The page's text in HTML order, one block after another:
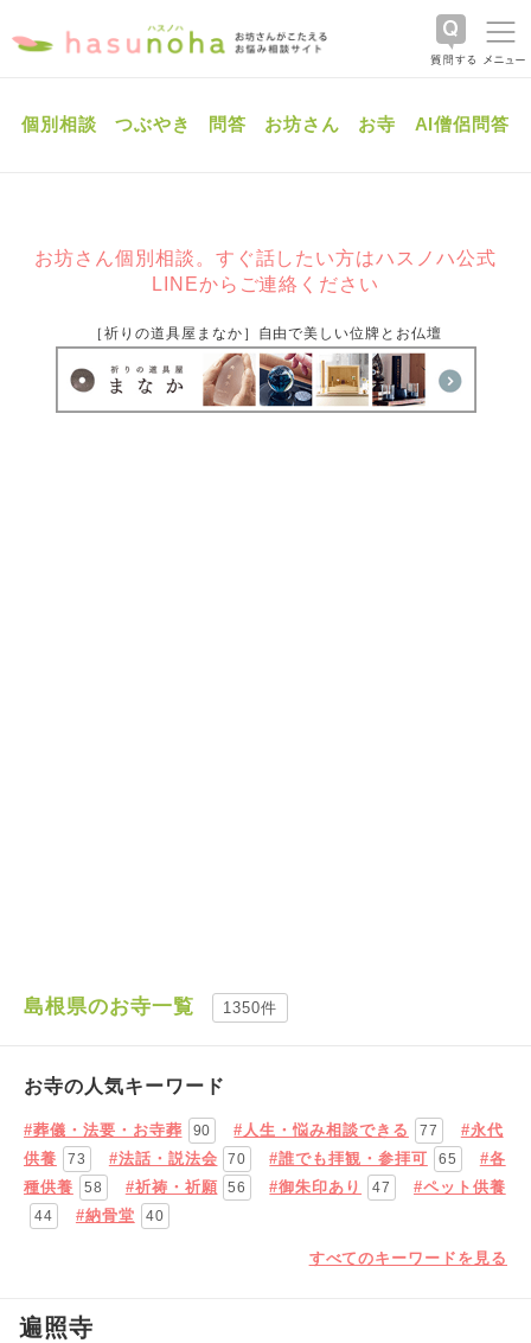
個別相談 つぶやき 問答 お坊さん お寺 AI僧侶問答
お坊さん個別相談。すぐ話したい方はハスノハ公式
LINEからご連絡ください
［祈りの道具屋まなか］自由で美しい位牌とお仏壇
島根県のお寺一覧 1350件
お寺の人気キーワード
#葬儀・法要・お寺葬 90 #人生・悩み相談できる 77
#永代
供養
73 #法話・説法会 70 #誰でも拝観・参拝可 65
#各
種供養
58 #祈祷・祈願 56 #御朱印あり 47 #ペット供養
44 #納骨堂 40
すべてのキーワードを見る
遍照寺